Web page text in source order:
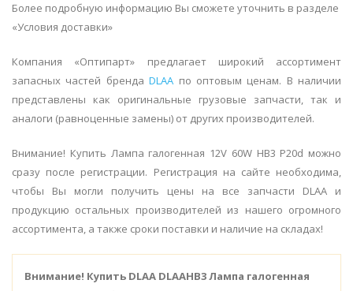
Более подробную информацию Вы сможете уточнить в разделе
«Условия доставки»
Компания «Оптипарт» предлагает широкий ассортимент
запасных частей брендаDLAA по оптовым ценам. В наличии
представлены как оригинальные грузовые запчасти, так и
аналоги (равноценные замены) от других производителей.
Внимание! Купить Лампа галогенная 12V 60W HB3 P20d можно
сразу после регистрации. Регистрация на сайте необходима,
чтобы Вы могли получить цены на все запчасти DLAA и
продукцию остальных производителей из нашего огромного
ассортимента, а также сроки поставки и наличие на складах!
Внимание! Купить DLAA DLAAHB3 Лампа галогенная